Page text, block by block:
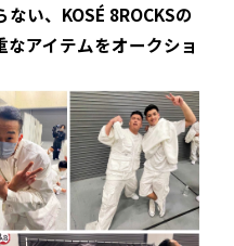
い、KOSÉ 8ROCKSの
アイテムをオークショ